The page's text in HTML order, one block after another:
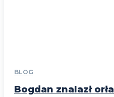
BLOG
Bogdan znalazł orła